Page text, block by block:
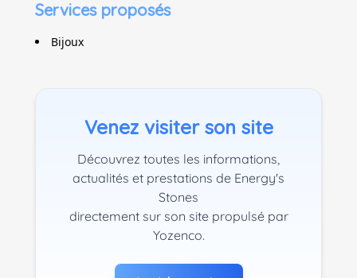
Services proposés
Bijoux
Venez visiter son site
Découvrez toutes les informations,
actualités et prestations de Energy's
Stones
directement sur son site propulsé par
Yozenco.